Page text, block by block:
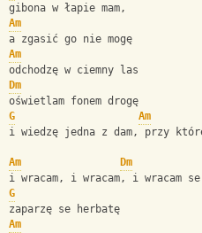
gibona w łapie mam,
Am
a zgasić go nie mogę
Am
odchodzę w ciemny las
Dm
oświetlam fonem drogę
G
Am
i wiedzę jedna z dam, przy
Am
Dm
i wracam, i wracam, i wracam
G
zaparzę se herbatę
Am